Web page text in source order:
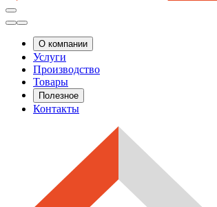
О компании
Услуги
Производство
Товары
Полезное
Контакты